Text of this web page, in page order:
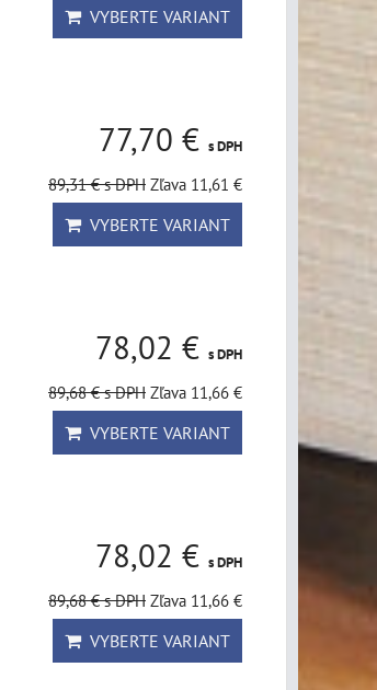
VYBERTE VARIANT
77,70 € s DPH
89,31 €s DPH Zľava 11,61 €
VYBERTE VARIANT
78,02 € s DPH
89,68 €s DPH Zľava 11,66 €
VYBERTE VARIANT
78,02 € s DPH
89,68 €s DPH Zľava 11,66 €
VYBERTE VARIANT